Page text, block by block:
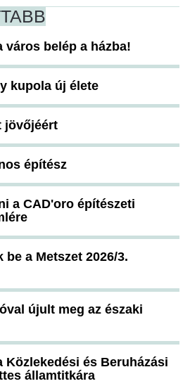
város belép a házba!
kupola új élete
jövőjéért
építész
a CAD'oro építészeti
a Metszet 2026/3.
újult meg az északi
Közlekedési és Beruházási
államtitkára